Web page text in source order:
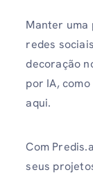
Manter uma
redes
decoração
por IA,
aqui.
Com
seus